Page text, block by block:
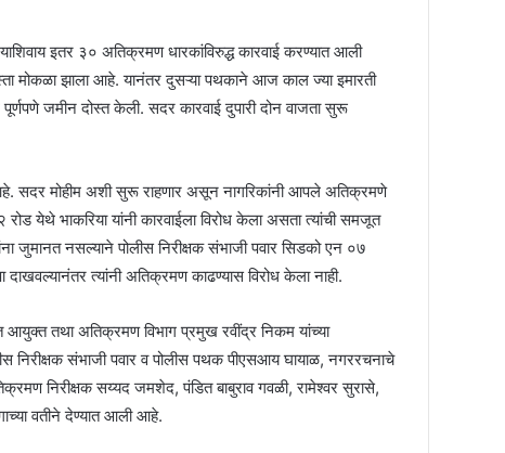
इतर ३० अतिक्रमण धारकांविरुद्ध कारवाई करण्यात आली
मोकळा झाला आहे. यानंतर दुसऱ्या पथकाने आज काल ज्या इमारती
जमीन दोस्त केली. सदर कारवाई दुपारी दोन वाजता सुरू
सदर मोहीम अशी सुरू राहणार असून नागरिकांनी आपले अतिक्रमणे
भाकरिया यांनी कारवाईला विरोध केला असता त्यांची समजूत
जुमानत नसल्याने पोलीस निरीक्षक संभाजी पवार सिडको एन ०७
त्यांनी अतिक्रमण काढण्यास विरोध केला नाही.
आयुक्त तथा अतिक्रमण विभाग प्रमुख रवींद्र निकम यांच्या
निरीक्षक संभाजी पवार व पोलीस पथक पीएसआय घायाळ, नगररचनाचे
निरीक्षक सय्यद जमशेद, पंडित बाबुराव गवळी, रामेश्वर सुरासे,
वतीने देण्यात आली आहे.